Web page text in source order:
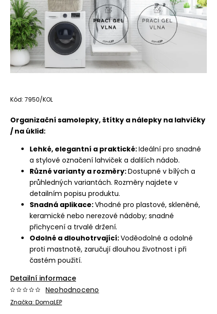
Kód: 7950/KOL
Organizační samolepky, štítky a nálepky na lahvičky
/ na úklid:
Lehké, elegantní a praktické:Ideální pro snadné
a stylové označení lahviček a dalších nádob.
Různé varianty a rozměry:Dostupné v bílých a
průhledných variantách. Rozměry najdete v
detailním popisu produktu.
Snadná aplikace:Vhodné pro plastové, skleněné,
keramické nebo nerezové nádoby; snadné
přichycení a trvalé držení.
Odolné a dlouhotrvající:Voděodolné a odolné
proti mastnotě, zaručují dlouhou životnost i při
častém použití.
Detailní informace
Značka: DomaLEP
Neohodnoceno